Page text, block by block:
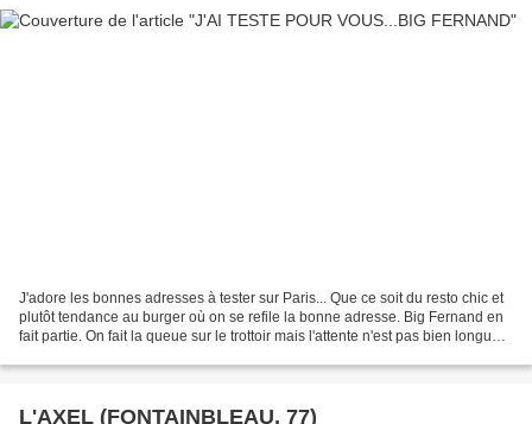
J'adore les bonnes adresses à tester sur Paris... Que ce soit du resto chic et
plutôt tendance au burger où on se refile la bonne adresse. Big Fernand en
fait partie. On fait la queue sur le trottoir mais l'attente n'est pas bien longue.
L'AXEL (FONTAINBLEAU, 77)